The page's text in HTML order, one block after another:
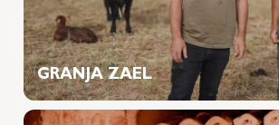
GRANJA ZAEL